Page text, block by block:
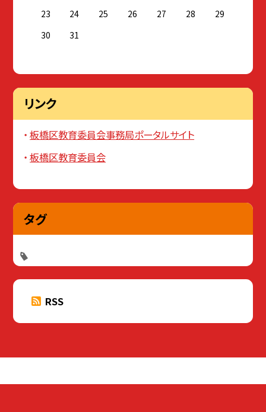
23
24 25 26 27 28
29
30
31
リンク
板橋区教育委員会事務局ポータルサイト
板橋区教育委員会
タグ
RSS